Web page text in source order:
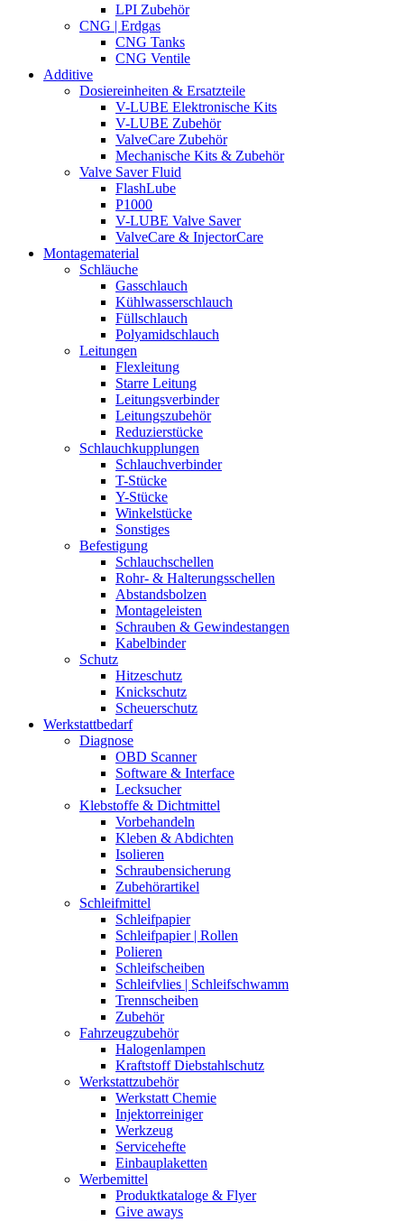
LPI Zubehör
CNG | Erdgas
CNG Tanks
CNG Ventile
Additive
Dosiereinheiten & Ersatzteile
V-LUBE Elektronische Kits
V-LUBE Zubehör
ValveCare Zubehör
Mechanische Kits & Zubehör
Valve Saver Fluid
FlashLube
P1000
V-LUBE Valve Saver
ValveCare & InjectorCare
Montagematerial
Schläuche
Gasschlauch
Kühlwasserschlauch
Füllschlauch
Polyamidschlauch
Leitungen
Flexleitung
Starre Leitung
Leitungsverbinder
Leitungszubehör
Reduzierstücke
Schlauchkupplungen
Schlauchverbinder
T-Stücke
Y-Stücke
Winkelstücke
Sonstiges
Befestigung
Schlauchschellen
Rohr- & Halterungsschellen
Abstandsbolzen
Montageleisten
Schrauben & Gewindestangen
Kabelbinder
Schutz
Hitzeschutz
Knickschutz
Scheuerschutz
Werkstattbedarf
Diagnose
OBD Scanner
Software & Interface
Lecksucher
Klebstoffe & Dichtmittel
Vorbehandeln
Kleben & Abdichten
Isolieren
Schraubensicherung
Zubehörartikel
Schleifmittel
Schleifpapier
Schleifpapier | Rollen
Polieren
Schleifscheiben
Schleifvlies | Schleifschwamm
Trennscheiben
Zubehör
Fahrzeugzubehör
Halogenlampen
Kraftstoff Diebstahlschutz
Werkstattzubehör
Werkstatt Chemie
Injektorreiniger
Werkzeug
Servicehefte
Einbauplaketten
Werbemittel
Produktkataloge & Flyer
Give aways